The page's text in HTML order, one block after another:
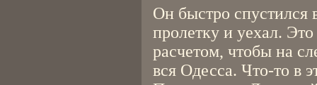
Он быстро спустился
пролетку и уехал.
расчетом, чтобы на
вся Одесса. Что-то в